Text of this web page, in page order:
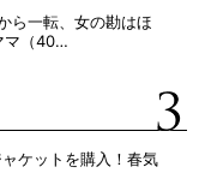
ら一転、女の勘はほ
マ（40…
ケットを購入！春気